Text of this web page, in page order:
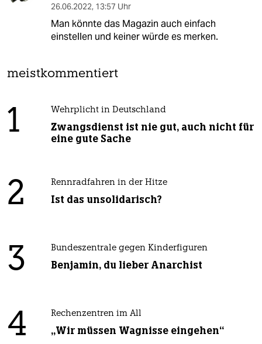
26.06.2022, 13:57 Uhr
Man könnte das Magazin auch einfach
einstellen und keiner würde es merken.
meistkommentiert
1 Wehrplicht in Deutschland
Zwangsdienst ist nie gut, auch nicht für
eine gute Sache
2 Rennradfahren in der Hitze
Ist das unsolidarisch?
3 Bundeszentrale gegen Kinderfiguren
Benjamin, du lieber Anarchist
4 Rechenzentren im All
„Wir müssen Wagnisse eingehen“